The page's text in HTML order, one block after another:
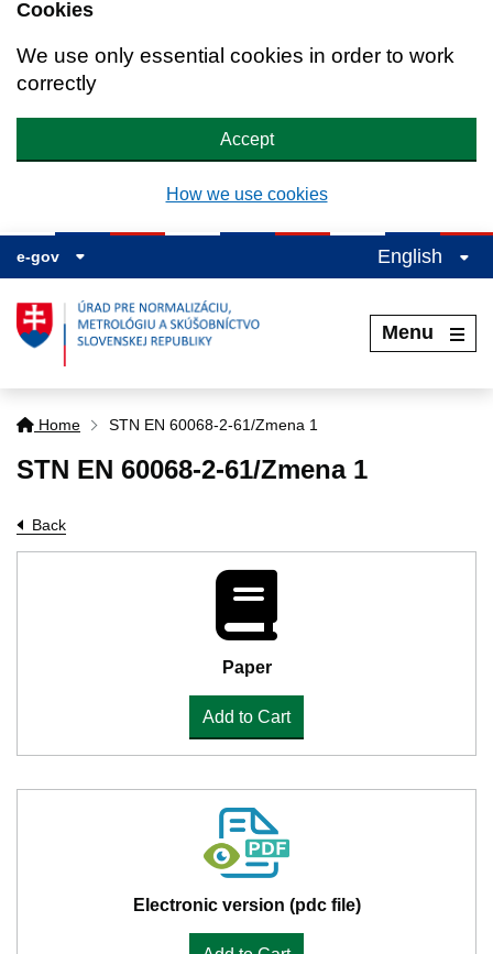
Cookies
We use only essential cookies in order to work
correctly
Accept
How we use cookies
e-gov English
Menu
Home STN EN 60068-2-61/Zmena 1
STN EN 60068-2-61/Zmena 1
Back
Paper
Add to Cart
Electronic version (pdc file)